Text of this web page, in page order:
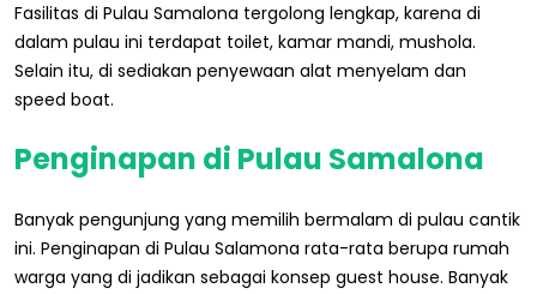
Fasilitas di Pulau Samalona tergolong lengkap, karena di
dalam pulau ini terdapat toilet, kamar mandi, mushola.
Selain itu, di sediakan penyewaan alat menyelam dan
speed boat.
Penginapan di Pulau Samalona
Banyak pengunjung yang memilih bermalam di pulau cantik
ini. Penginapan di Pulau Salamona rata-rata berupa rumah
warga yang di jadikan sebagai konsep guest house. Banyak